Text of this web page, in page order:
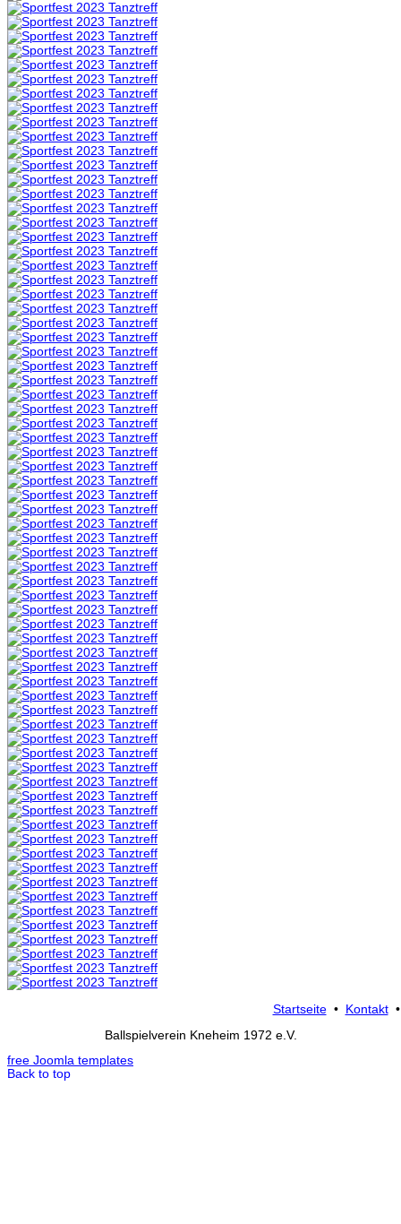
Startseite• Kontakt
Ballspielverein Kneheim 1972 e.V.
free Joomla templates
Back to top